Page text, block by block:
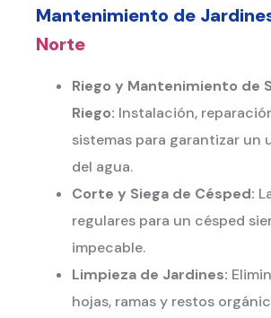
Mantenimiento de
Norte
Riego y Mantenimiento de
Riego: Instalación,
sistemas para garantizar un
del agua.
Corte y Siega de Césped:
regulares para un césped
impecable.
Limpieza de Jardines:
hojas, ramas y restos